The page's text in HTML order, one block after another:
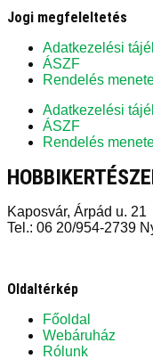
Jogi megfeleltetés
Adatkezelési
ÁSZF
Rendelés
Adatkezelési
ÁSZF
Rendelés
Kaposvár, Árpád u. 21
Tel.: 06 20/954-2739
Oldaltérkép
Főoldal
Webáruház
Rólunk